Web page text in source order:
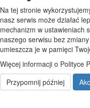
Wt 7:30 - 15:30
Śr 7:30 - 15:30
Pt 7:30 - 15:30
Na tej stronie
nasz serwis może działać
mechanizm w ustawieniach
naszego serwisu bez
umieszcza je w pamięci
Więcej informacji o Polityce
Przypomnij później